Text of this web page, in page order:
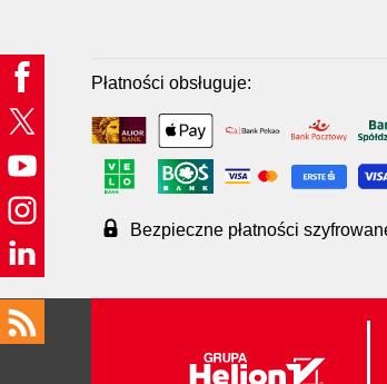
Płatności obsługuje:
Bezpieczne płatności